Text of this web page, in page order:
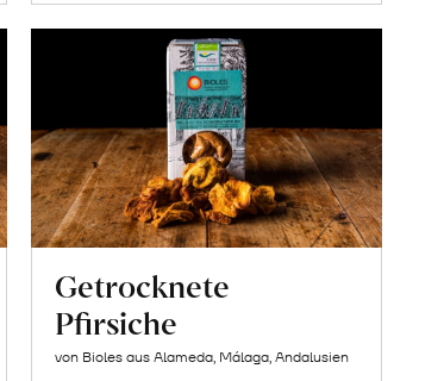
Getrocknete
Pfirsiche
von Bioles aus Alameda, Málaga, Andalusien